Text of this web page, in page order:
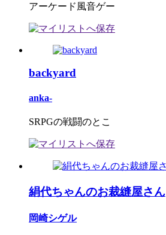
アーケード風音ゲー
backyard
anka-
SRPGの戦闘のとこ
絹代ちゃんのお裁縫屋さん
岡崎シゲル